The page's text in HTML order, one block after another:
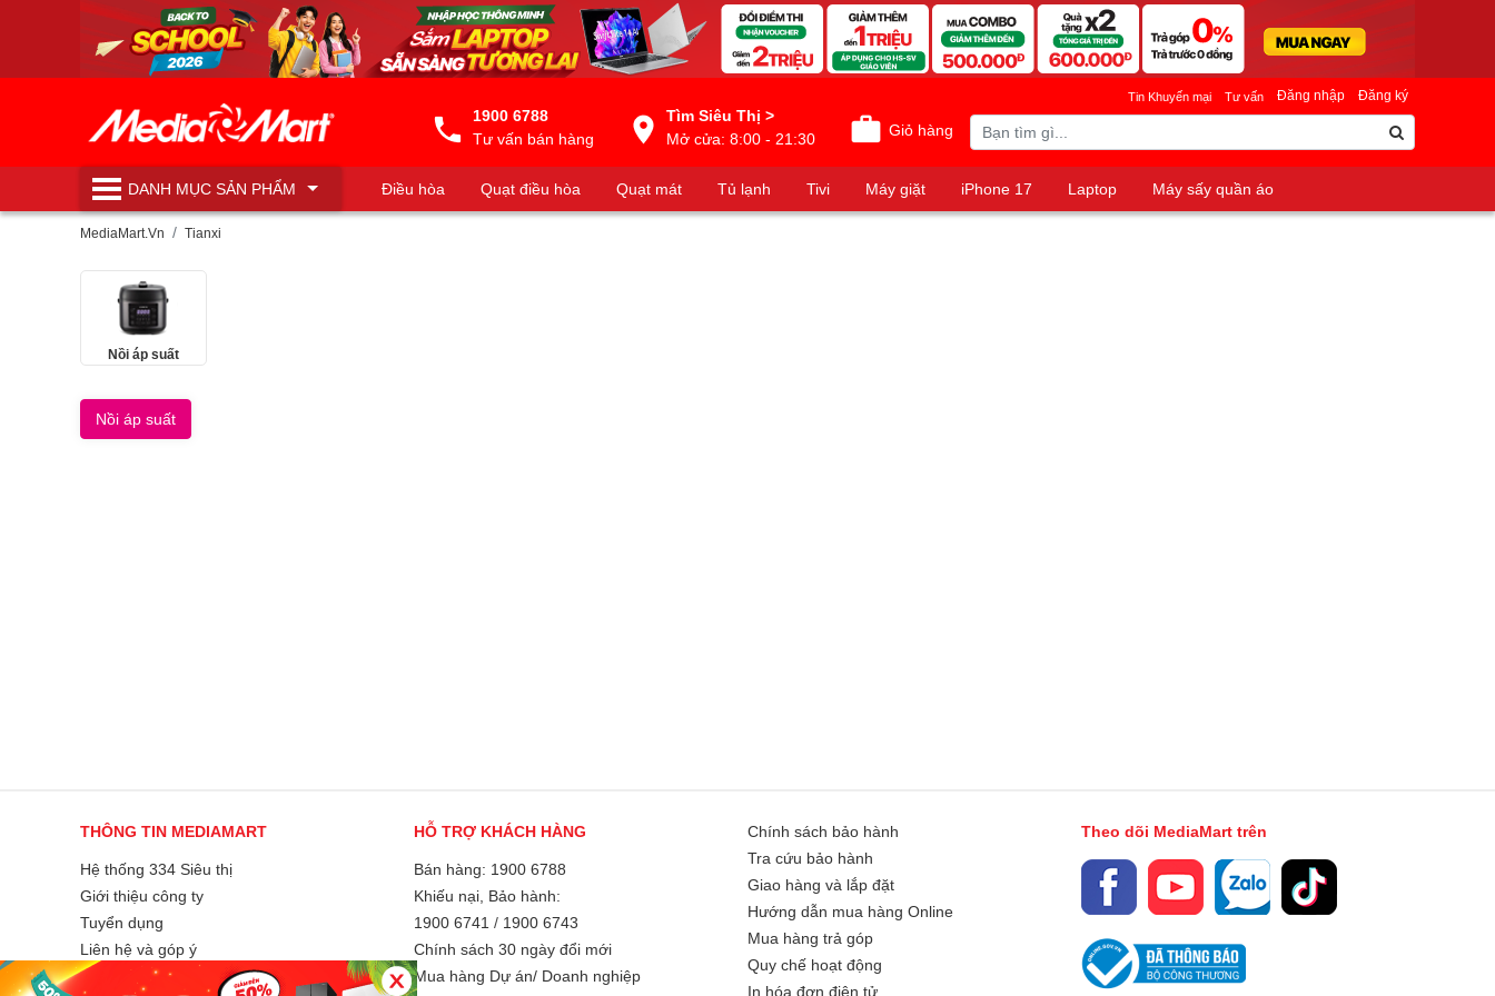
1900 6788
Tư vấn bán hàng
Tìm Siêu Thị >
Mở cửa: 8:00 - 21:30
Giỏ hàng
Đăng nhập Đăng ký
Tin Khuyến mại Tư vấn
DANH MỤCSẢN PHẨM Điều hòa Quạt điều hòa Quạt mát Tủ lạnh Tivi Máy giặt iPhone 17 Laptop
Máy sấy quần áo
Máy lọc nước
MediaMart.Vn Tianxi
Nồi áp suất
Nồi áp suất
THÔNG TIN MEDIAMART
Hệ thống 334 Siêu thị
Giới thiệu công ty
Tuyển dụng
Liên hệ và góp ý
Phương thức thanh toán
HỖ TRỢ KHÁCH HÀNG
Bán hàng: 1900 6788
Khiếu nại, Bảo hành:
1900 6741 / 1900 6743
Chính sách 30 ngày đổi mới
Mua hàng Dự án/ Doanh nghiệp
Chính sách bảo hành
Tra cứu bảo hành
Giao hàng và lắp đặt
Hướng dẫn mua hàng Online
Mua hàng trả góp
Quy chế hoạt động
In hóa đơn điện tử
Theo dõi MediaMart trên